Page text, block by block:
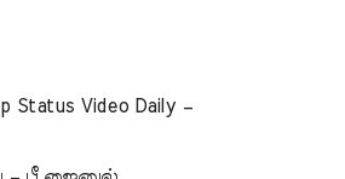
Status Video Daily –